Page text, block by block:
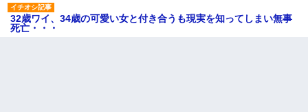
32歳ワイ、34歳の可愛い女と付き合うも現実を知ってしまい無事
死亡・・・